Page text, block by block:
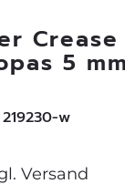
Crease
5
w
Versand